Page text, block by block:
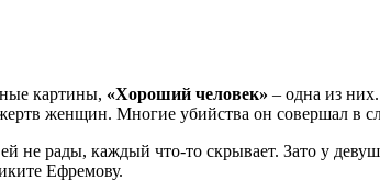
картины, «Хороший человек» – одна из
женщин. Многие убийства он совершал в
не рады, каждый что-то скрывает. Зато у
Ефремову.